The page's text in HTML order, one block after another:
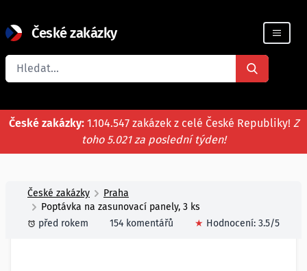
České zakázky
Registrace firmy
České zakázky: 1.104.547 zakázek z celé České Republiky! Z
toho 5.021 za poslední týden!
České zakázky
Praha
Poptávka na zasunovací panely, 3 ks
před rokem
154 komentářů ★ Hodnocení: 3.5/5